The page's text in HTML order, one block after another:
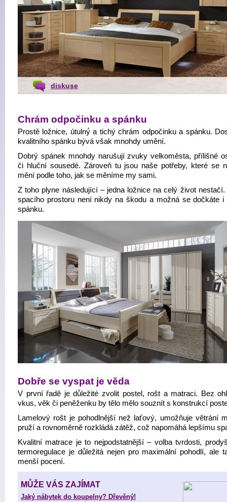
diskuse
Chrám odpočinku a spánku
Prostě ložnice, útulný́ a tichý chrám odpočinku a spánku.
kvalitního spánku bývá však mnohdy umění.
Dobrý spánek mnohdy narušují zvuky velkoměsta, přílišné
či hluční sousedé. Zároveň tu jsou naše potřeby, které se
mění podle toho, jak se měníme my sami.
Z toho plyne následující – jedna ložnice na celý život nestačí.
spacího prostoru není nikdy na škodu a možná se dočkáte i
spánku.
Dobře se vyspat je věda
V první řadě je důležité zvolit postel, rošt a matraci. Bez
vkus, věk či peněženku by tělo mělo souznít s konstrukcí
Lamelový rošt je pohodlnější než laťový, umožňuje větrání
pruží a rovnoměrně rozkládá zátěž, což napomáhá lepšímu
Kvalitní matrace je to nejpodstatnější – volba tvrdosti,
termoregulace je důležitá nejen pro maximální pohodlí, ale
menší pocení.
MŮŽE VÁS ZAJÍMAT
Jaký nábytek do koupelny? Dřevěný!